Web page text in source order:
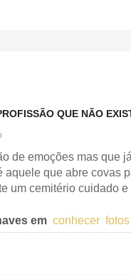
QUE NÃO
de emoções mas que
aquele que abre covas
um cemitério cuidado e
em conhecer fotos